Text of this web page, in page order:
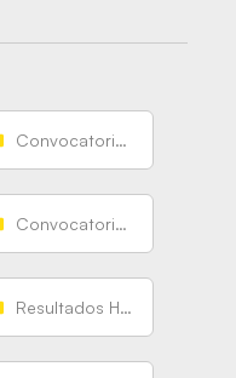
Convocatorias Hispanos Junior
Convocatorias Hispanos Promesas
Resultados Hispanos Junior